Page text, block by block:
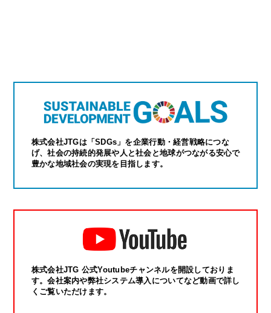
株式会社JTGは「SDGs」を企業行動・経営戦略につな
げ、社会の持続的発展や人と社会と地球がつながる安心で
豊かな地域社会の実現を目指します。
株式会社JTG 公式Youtubeチャンネルを開設しておりま
す。会社案内や弊社システム導入についてなど動画で詳し
くご覧いただけます。